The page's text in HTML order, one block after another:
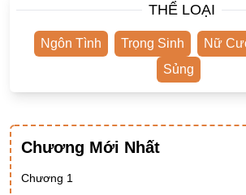
Tiên Hiệp
THỂ LOẠI
Ngôn Tình Trọng Sinh Nữ
Sủng
Chương Mới Nhất
Chương 1